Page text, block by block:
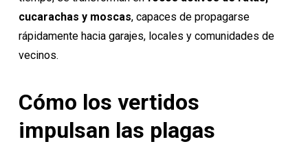
cucarachas y moscas, capaces de propagarse
rápidamente hacia garajes, locales y comunidades de
vecinos.
Cómo los vertidos
impulsan las plagas